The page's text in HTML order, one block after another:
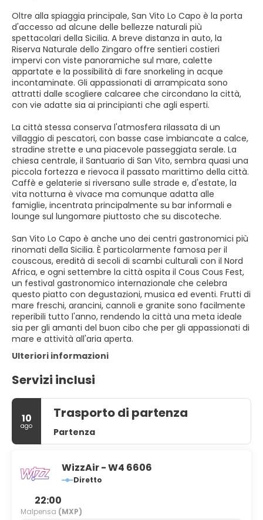
Oltre alla spiaggia principale, San Vito Lo Capo è la porta
d'accesso ad alcune delle bellezze naturali più
spettacolari della Sicilia. A breve distanza in auto, la
Riserva Naturale dello Zingaro offre sentieri costieri
impervi con viste panoramiche sul mare, calette
appartate e la possibilità di fare snorkeling in acque
incontaminate. Gli appassionati di arrampicata sono
attratti dalle scogliere calcaree che circondano la città,
con vie adatte sia ai principianti che agli esperti.
La città stessa conserva l'atmosfera rilassata di un
villaggio di pescatori, con basse case imbiancate a calce,
stradine strette e una piacevole passeggiata serale. La
chiesa centrale, il Santuario di San Vito, sembra quasi una
piccola fortezza e rievoca il passato marittimo della città.
Caffè e gelaterie si riversano sulle strade e, d'estate, la
vita notturna è vivace ma comunque adatta alle
famiglie, incentrata principalmente su bar informali e
lounge sul lungomare piuttosto che su discoteche.
San Vito Lo Capo è anche uno dei centri gastronomici più
rinomati della Sicilia. È particolarmente famosa per il
couscous, eredità di secoli di scambi culturali con il Nord
Africa, e ogni settembre la città ospita il Cous Cous Fest,
un festival gastronomico internazionale che celebra
questo piatto con degustazioni, musica ed eventi. Frutti di
mare freschi, arancini, cannoli e granite sono facilmente
reperibili tutto l'anno, rendendo la città una meta ideale
sia per gli amanti del buon cibo che per gli appassionati di
mare e attività all'aria aperta.
Ulteriori informazioni
Servizi inclusi
10
ago
Trasporto di partenza
Partenza
WizzAir - W4 6606
Diretto
22:00
Malpensa (MXP)